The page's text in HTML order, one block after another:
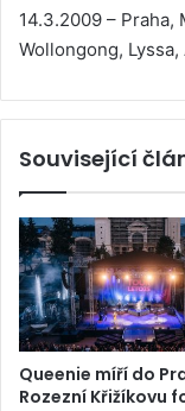
14.3.2009 – Praha,
Wollongong, Lyssa,
Související
Queenie míří do
Rozezní Křižíkovu